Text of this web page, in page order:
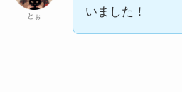
とぉ
いました！